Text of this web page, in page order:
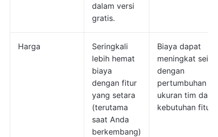
dalam versi
gratis.
Harga
Seringkali
lebih hemat
biaya
dengan fitur
yang setara
(terutama
saat Anda
berkembang)
Biaya dapat
meningkat
dengan
pertumbuhan
ukuran tim dan
kebutuhan fitur.